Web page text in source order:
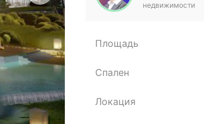
недвижимости
Площадь
Спален
Локация